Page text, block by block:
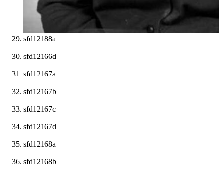
sfd12188a
sfd12166d
sfd12167a
sfd12167b
sfd12167c
sfd12167d
sfd12168a
sfd12168b